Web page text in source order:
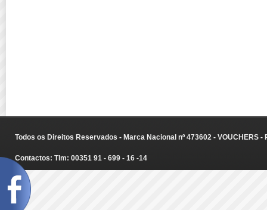
Todos os Direitos Reservados - Marca Nacional nº 473602 - VOUCHERS
Contactos: Tlm: 00351 91 - 699 - 16 -14